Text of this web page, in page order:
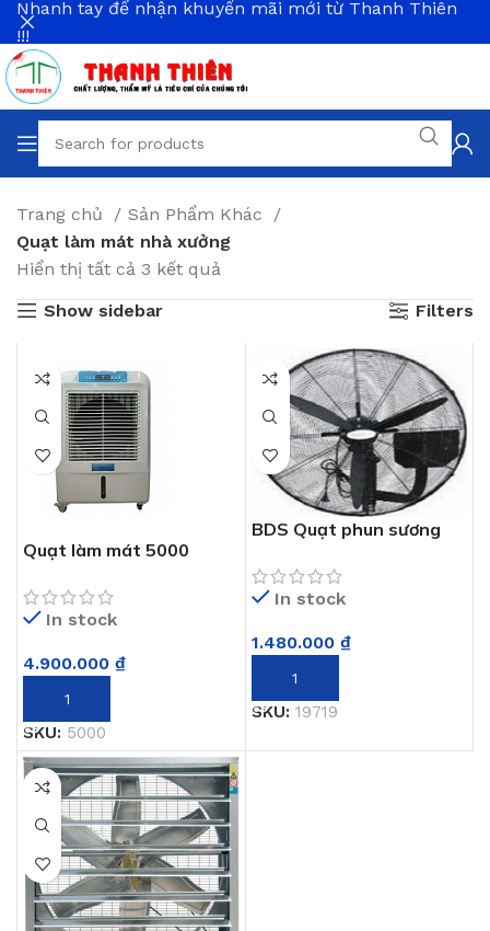
Trang chủ
Sản Phẩm Khác
Quạt làm mát nhà xưởng
Hiển thị tất cả 3 kết quả
Show sidebar
Filters
Quạt làm mát 5000
In stock
4.900.000 ₫
THÊM VÀO GIỎ HÀNG
SKU: 5000
BDS Quạt phun sương
In stock
1.480.000 ₫
THÊM VÀO GIỎ HÀNG
SKU: 19719
Nhanh tay để nhận khuyến mãi mới từ Thanh Thiên
!!!